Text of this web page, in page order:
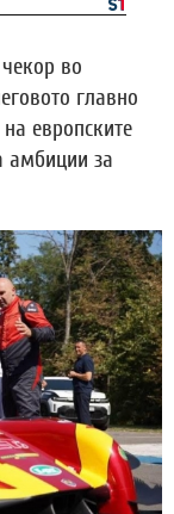
во
главно
европските
амбиции за